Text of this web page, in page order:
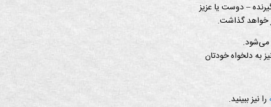
– دوست یا عزیز
خواهد گذاشت.
می‌شود.
به دلخواه خودتان
را نیز ببینید.